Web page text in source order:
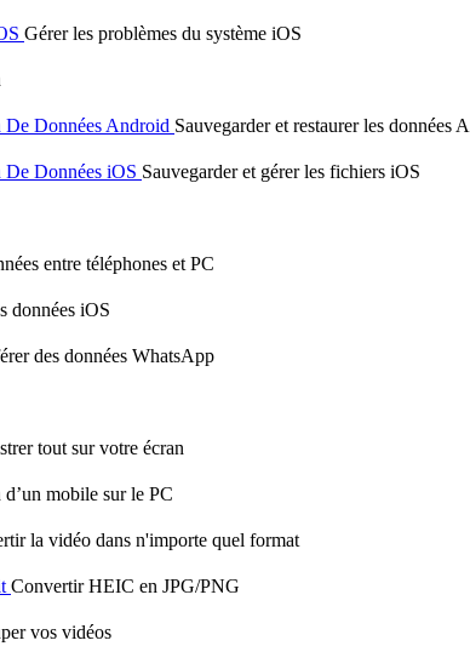
Gérer les problèmes du système iOS
De Données Android Sauvegarder et restaurer les données
De Données iOS Sauvegarder et gérer les fichiers iOS
entre téléphones et PC
données iOS
des données WhatsApp
tout sur votre écran
d’un mobile sur le PC
la vidéo dans n'importe quel format
Convertir HEIC en JPG/PNG
vos vidéos